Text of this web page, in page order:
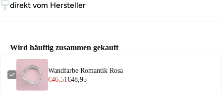
direkt vom Hersteller
Wird häuftig zusammen gekauft
Wandfarbe Romantik Rosa
€46,51€48,95